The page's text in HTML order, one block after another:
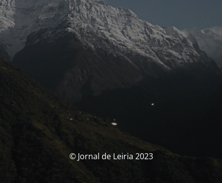
© Jornal de Leiria 2023